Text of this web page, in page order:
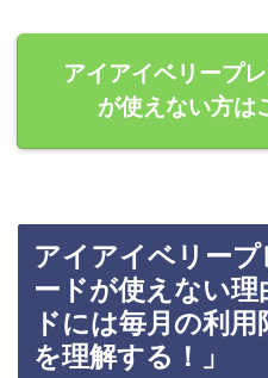
アイアイベリープ
が使えない方は
アイアイベリー
ードが使えない理
ドには毎月の利
を理解する！」